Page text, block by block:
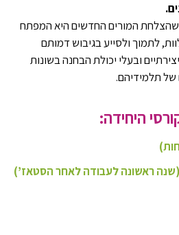
.
שהצלחת המורים החדשים היא המפתח
לתמוך ולסייע בגיבוש דמותם
ובעלי יכולת הבחנה בשונות
של תלמידיהם.
היחידה:
(שנה ראשונה לעבודה לאחר הסטאז’)